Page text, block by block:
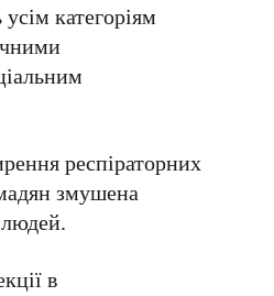
категоріям
респіраторних
змушена
в